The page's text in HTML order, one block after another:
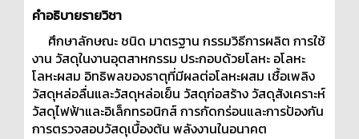
คำอธิบายรายวิชา
ศึกษาลักษณะ ชนิด มาตรฐาน กรรมวิธีการผลิต การใช้
งาน วัสดุในงานอุตสาหกรรม ประกอบด้วยโลหะ อโลหะ
โลหะผสม อิทธิพลของธาตุที่มีผลต่อโลหะผสม เชื้อเพลิง
วัสดุหล่อลื่นและวัสดุหล่อเย็น วัสดุก่อสร้าง วัสดุสังเคราะห์
วัสดุไฟฟ้าและอิเล็กทรอนิกส์ การกัดกร่อนและการป้องกัน
การตรวจสอบวัสดุเบื้องต้น พลังงานในอนาคต